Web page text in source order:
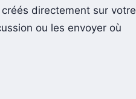
directement sur votre
ou les envoyer où